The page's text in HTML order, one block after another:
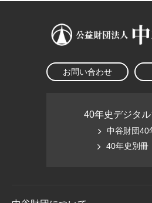
お問い合わせ
40年史デジタル
中谷財団40
40年史別冊